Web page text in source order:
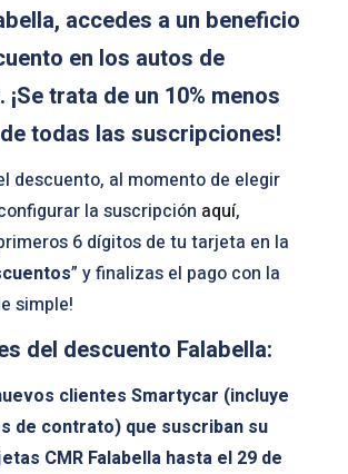
accedes a un beneficio
en los autos de
trata de un 10% menos
todas las suscripciones!
descuento, al momento de elegir
la suscripción aquí,
6 dígitos de tu tarjeta en la
” y finalizas el pago con la
simple!
del descuento Falabella:
clientes Smartycar (incluye
de contrato) que suscriban su
CMR Falabella hasta el 29 de